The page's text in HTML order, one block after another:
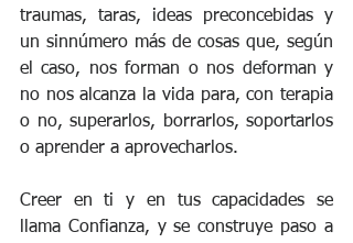
traumas, taras, ideas preconcebidas y
un sinnúmero más de cosas que, según
el caso, nos forman o nos deforman y
no nos alcanza la vida para, con terapia
o no, superarlos, borrarlos, soportarlos
o aprender a aprovecharlos.
Creer en ti y en tus capacidades se
llama Confianza, y se construye paso a